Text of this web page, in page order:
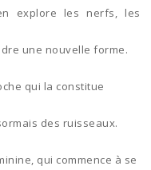
explore les nerfs, les
une nouvelle forme.
qui la constitue
des ruisseaux.
qui commence à se